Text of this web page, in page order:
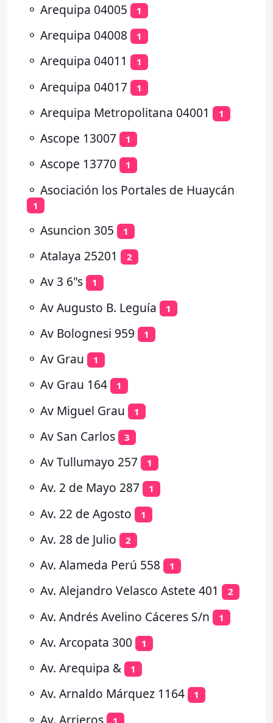
⚬ Arequipa 04005 1
⚬ Arequipa 04008 1
⚬ Arequipa 04011 1
⚬ Arequipa 04017 1
⚬ Arequipa Metropolitana 04001 1
⚬ Ascope 13007 1
⚬ Ascope 13770 1
⚬ Asociación los Portales de Huaycán
1
⚬ Asuncion 305 1
⚬ Atalaya 25201 2
⚬ Av 3 6"s 1
⚬ Av Augusto B. Leguía 1
⚬ Av Bolognesi 959 1
⚬ Av Grau 1
⚬ Av Grau 164 1
⚬ Av Miguel Grau 1
⚬ Av San Carlos 3
⚬ Av Tullumayo 257 1
⚬ Av. 2 de Mayo 287 1
⚬ Av. 22 de Agosto 1
⚬ Av. 28 de Julio 2
⚬ Av. Alameda Perú 558 1
⚬ Av. Alejandro Velasco Astete 401 2
⚬ Av. Andrés Avelino Cáceres S/n 1
⚬ Av. Arcopata 300 1
⚬ Av. Arequipa & 1
⚬ Av. Arnaldo Márquez 1164 1
⚬ Av. Arrieros 1